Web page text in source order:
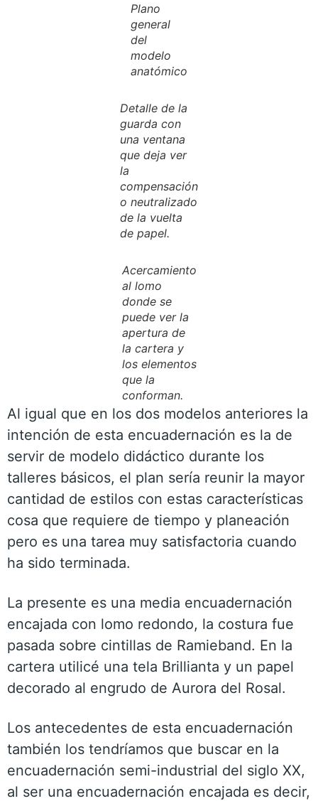
Plano
general
del
modelo
anatómico
Detalle de la
guarda con
una ventana
que deja ver
la
compensación
o neutralizado
de la vuelta
de papel.
Acercamiento
al lomo
donde se
puede ver la
apertura de
la cartera y
los elementos
que la
conforman.
Al igual que en los dos modelos anteriores la
intención de esta encuadernación es la de
servir de modelo didáctico durante los
talleres básicos, el plan sería reunir la mayor
cantidad de estilos con estas características
cosa que requiere de tiempo y planeación
pero es una tarea muy satisfactoria cuando
ha sido terminada.
La presente es una media encuadernación
encajada con lomo redondo, la costura fue
pasada sobre cintillas de Ramieband. En la
cartera utilicé una tela Brillianta y un papel
decorado al engrudo de Aurora del Rosal.
Los antecedentes de esta encuadernación
también los tendríamos que buscar en la
encuadernación semi-industrial del siglo XX,
al ser una encuadernación encajada es decir,